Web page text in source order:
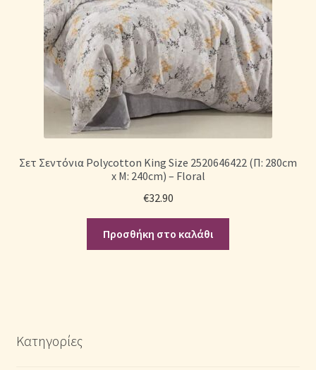
Σετ Σεντόνια Polycotton King Size 2520646422 (Π: 280cm
x Μ: 240cm) – Floral
€32.90
Προσθήκη στο καλάθι
Κατηγορίες